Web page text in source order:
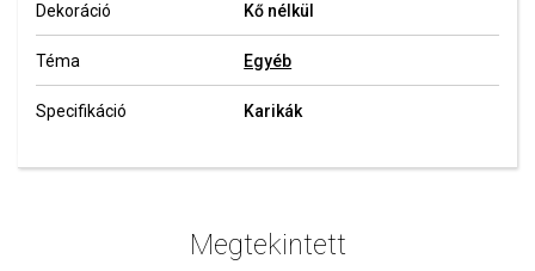
Dekoráció Kő nélkül
Téma Egyéb
Specifikáció Karikák
Megtekintett